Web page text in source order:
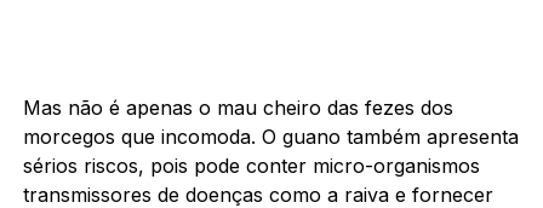
Mas não é apenas o mau cheiro das fezes dos
morcegos que incomoda. O guano também apresenta
sérios riscos, pois pode conter micro-organismos
transmissores de doenças como a raiva e fornecer